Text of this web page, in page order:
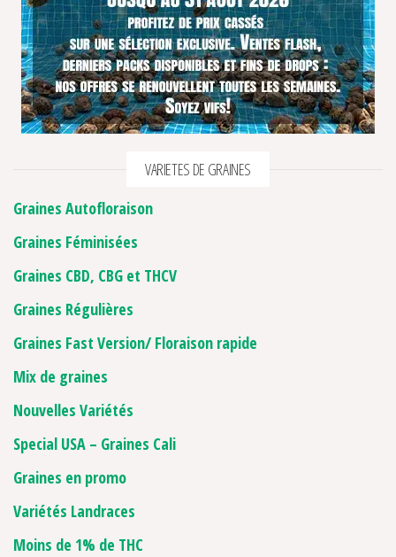
VARIETES DE GRAINES
Graines Autofloraison
Graines Féminisées
Graines CBD, CBG et THCV
Graines Régulières
Graines Fast Version/ Floraison rapide
Mix de graines
Nouvelles Variétés
Special USA – Graines Cali
Graines en promo
Variétés Landraces
Moins de 1% de THC